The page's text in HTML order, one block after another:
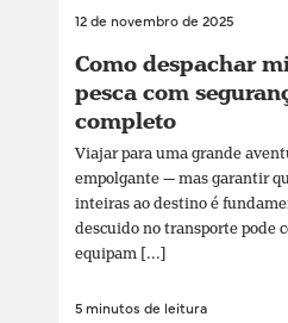
12 de novembro de 2025
Como despachar
pesca com
completo
Viajar para uma grande
empolgante — mas garantir
inteiras ao destino é
descuido no transporte pode
equipam [...]
5 minutos de leitura